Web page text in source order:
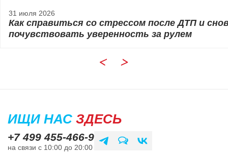
31 июля 2026
Как справиться со стрессом после ДТП и
почувствовать уверенность за рулем
ИЩИ НАС ЗДЕСЬ
+7 499 455-466-9
на связи с 10:00 до 20:00